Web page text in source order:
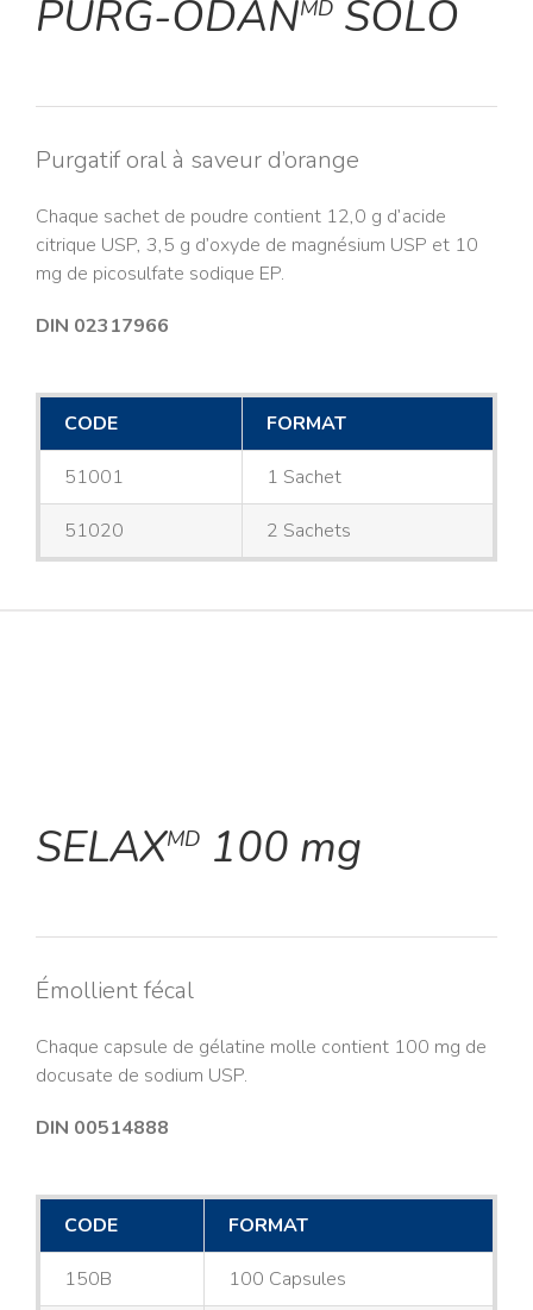
PURG-ODANMD SOLO
Purgatif oral à saveur d’orange
Chaque sachet de poudre contient 12,0 g d’acide
citrique USP, 3,5 g d’oxyde de magnésium USP et 10
mg de picosulfate sodique EP.
DIN 02317966
CODE FORMAT
51001 1 Sachet
51020 2 Sachets
SELAXMD 100 mg
Émollient fécal
Chaque capsule de gélatine molle contient 100 mg de
docusate de sodium USP.
DIN 00514888
CODE FORMAT
150B 100 Capsules